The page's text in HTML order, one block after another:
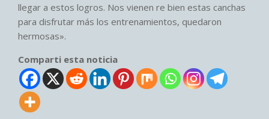
llegar a estos logros. Nos vienen re bien estas canchas
para disfrutar más los entrenamientos, quedaron
hermosas».
Comparti esta noticia